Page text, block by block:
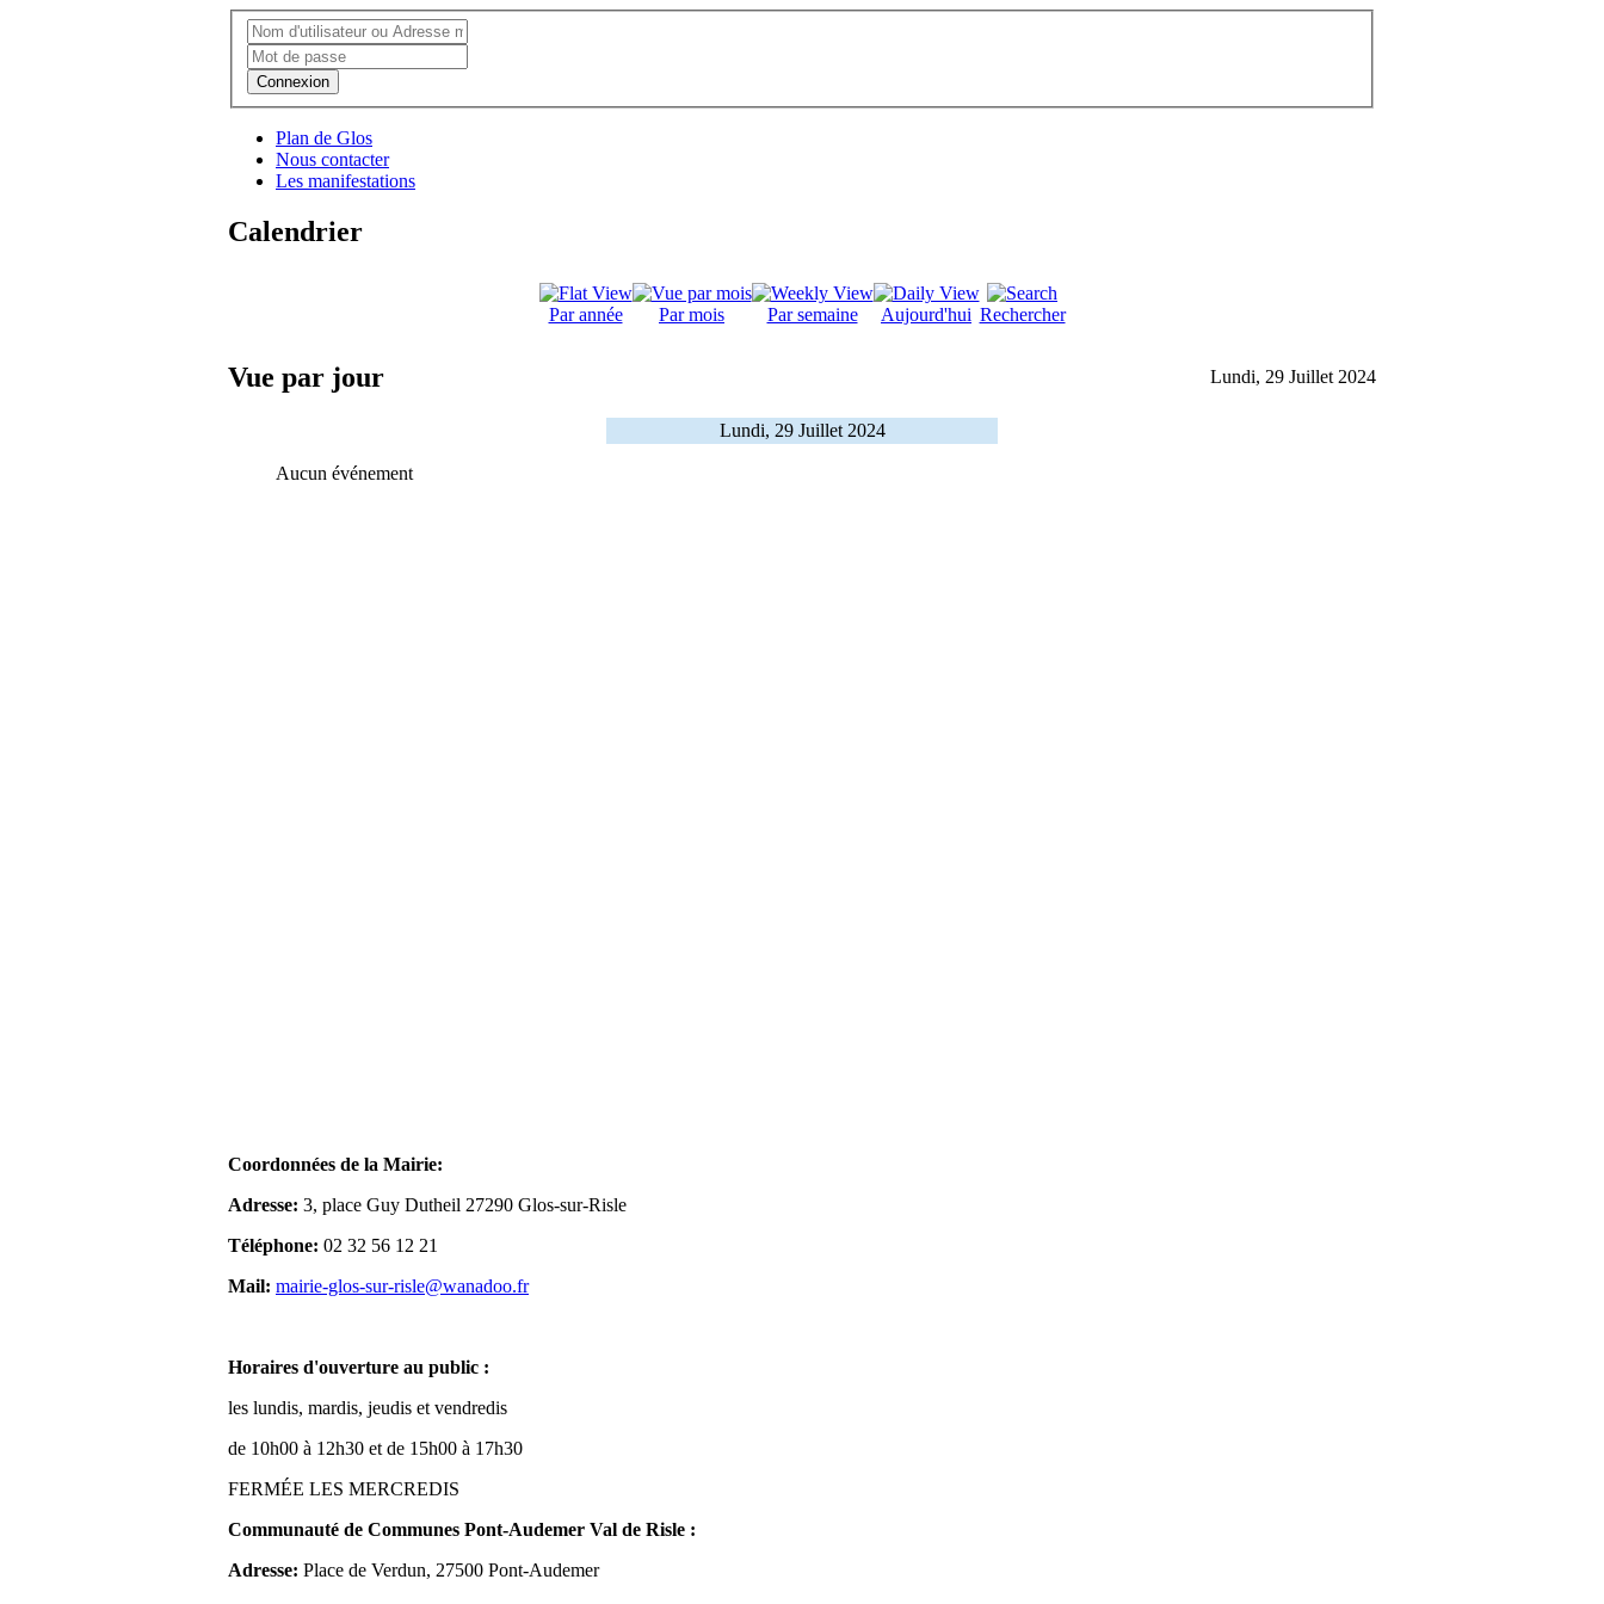
Connexion
Plan de Glos
Nous contacter
Les manifestations
Calendrier
Par année Par mois Par semaine Aujourd'hui Rechercher
Vue par jour Lundi, 29 Juillet 2024
Lundi, 29 Juillet 2024
Aucun événement
Coordonnées de la Mairie:
Adresse: 3, place Guy Dutheil 27290 Glos-sur-Risle
Téléphone: 02 32 56 12 21
Mail: mairie-glos-sur-risle@wanadoo.fr
Horaires d'ouverture au public :
les lundis, mardis, jeudis et vendredis
de 10h00 à 12h30 et de 15h00 à 17h30
FERMÉE LES MERCREDIS
Communauté de Communes Pont-Audemer Val de Risle :
Adresse: Place de Verdun, 27500 Pont-Audemer